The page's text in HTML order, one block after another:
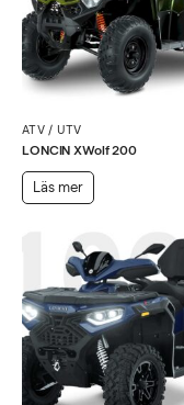
ATV / UTV
LONCIN XWolf 200
Läs mer